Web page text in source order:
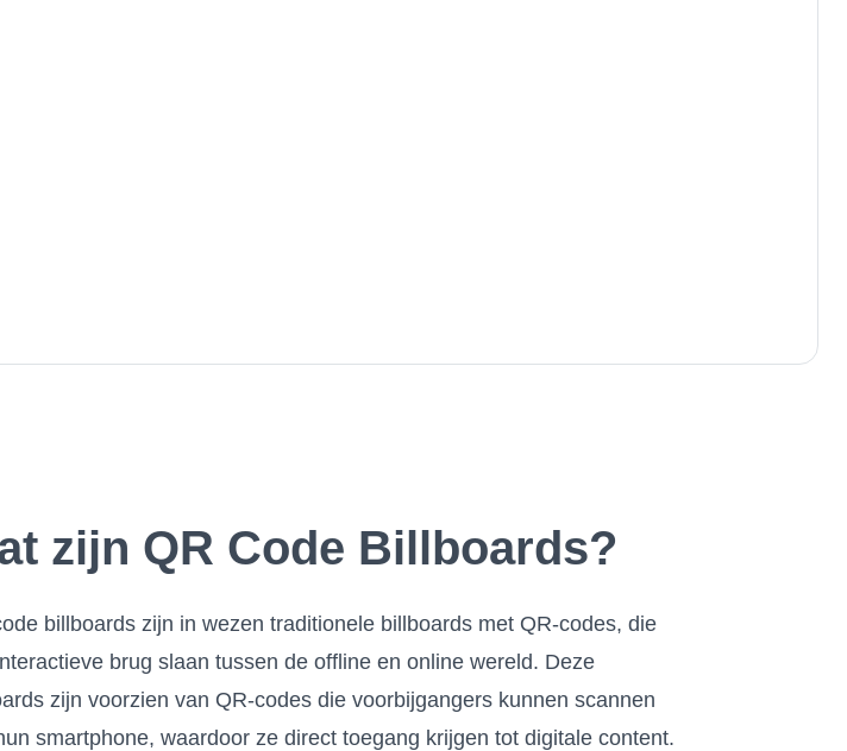
zijn QR Code Billboards?
billboards zijn in wezen traditionele billboards met QR-codes, die
brug slaan tussen de offline en online wereld. Deze
zijn voorzien van QR-codes die voorbijgangers kunnen scannen
smartphone, waardoor ze direct toegang krijgen tot digitale content.